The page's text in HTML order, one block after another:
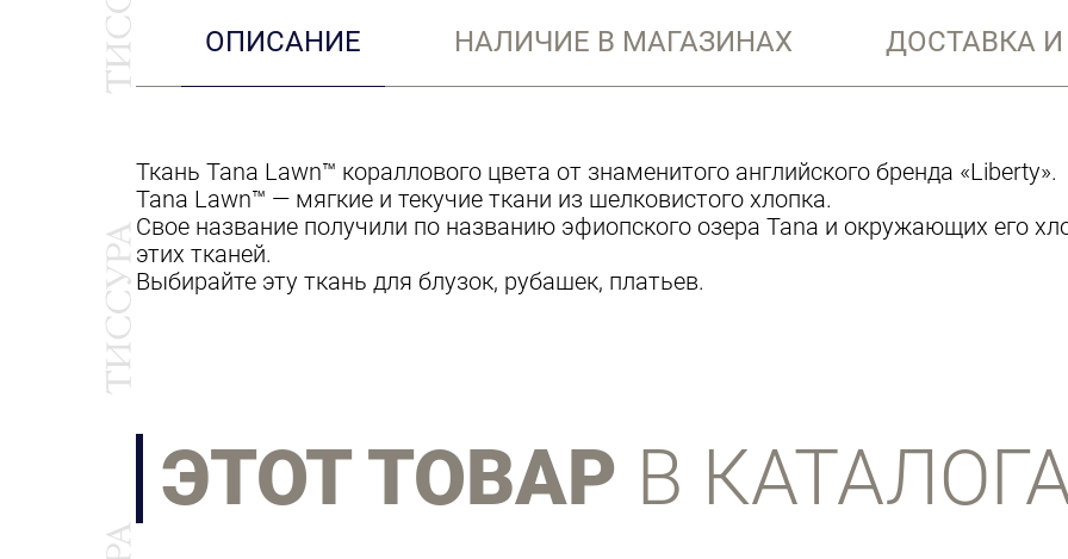
ОПИСАНИЕ НАЛИЧИЕ В МАГАЗИНАХ ДОСТАВКА
Ткань Tana Lawn™ кораллового цвета от знаменитого английского бренда «Liberty».
Tana Lawn™ — мягкие и текучие ткани из шелковистого хлопка.
Свое название получили по названию эфиопского озера Tana и окружающих его
этих тканей.
Выбирайте эту ткань для блузок, рубашек, платьев.
ЭТОТ ТОВАР В